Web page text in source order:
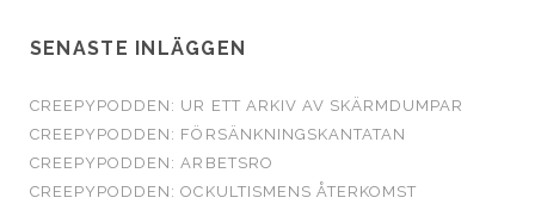
SENASTE INLÄGGEN
CREEPYPODDEN: UR ETT ARKIV AV SKÄRMDUMPAR
CREEPYPODDEN: FÖRSÄNKNINGSKANTATAN
CREEPYPODDEN: ARBETSRO
CREEPYPODDEN: OCKULTISMENS ÅTERKOMST